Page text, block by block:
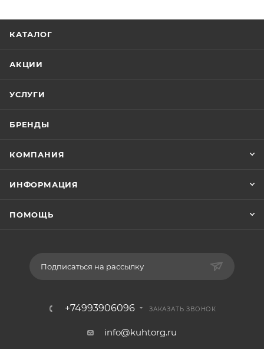
КАТАЛОГ
АКЦИИ
УСЛУГИ
БРЕНДЫ
КОМПАНИЯ
ИНФОРМАЦИЯ
ПОМОЩЬ
Подписаться на рассылку
+74993906096 ЗАКАЗАТЬ ЗВОНОК
info@kuhtorg.ru